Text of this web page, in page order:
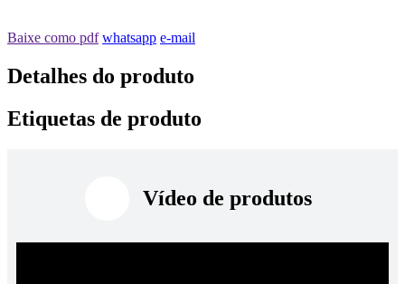
Baixe como pdf whatsapp e-mail
Detalhes do produto
Etiquetas de produto
Vídeo de produtos